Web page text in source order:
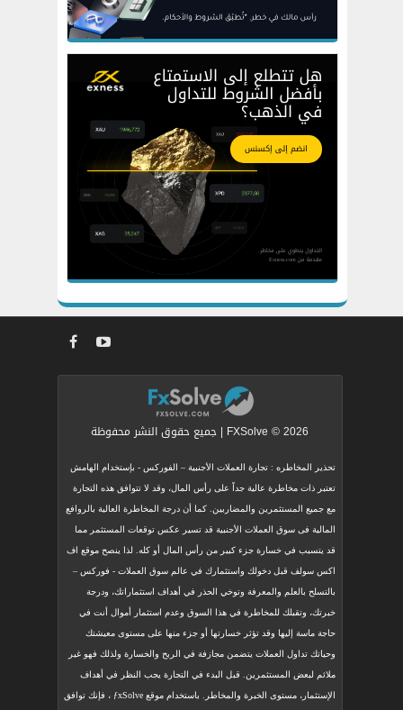
FXSolve © 2026 | جميع حقوق النشر محفوظة
تحذير المخاطره : تجارة العملات الأجنبية – الفوركس - بإستخدام الهامش
تعتبر ذات مخاطرة عالية جداً على رأس المال، وقد لا تتوافق هذه التجارة
مع جميع المستثمرين والمضاربين. كما أن درجة المخاطرة العالية بالروافع
المالية فى سوق العملات الأجنبية قد تسير عكس توقعات المستثمر مما
قد يتسبب في خسارة جزء كبير من رأس المال أو كله. لذا ينصح موقع اف
اكس سولف قبل دخولك واستثمارك في عالم سوق العملات - فوركس –
بالتسلح بالعلم والمعرفة وتوخي الحذر في أهداف استثماراتك، ودرجة
خبرتك، وتقبلك للمخاطرة في هذا السوق وعدم استثمار أموال أنت في
حاجة ماسة إليها وقد تؤثر خسارتها أو جزء منها على مستوى معيشتك
وحياتك تداول العملات يتضمن مجازفة في الربح والخسارة ولذلك فهو غير
ملائم لبعض المستثمرين. قبل البدء في التجارة يجب النظر في أهداف
الإستثمار، مستوى الخبرة والمخاطر. باستخدام موقع ƒxSolve ، فإنك توافق